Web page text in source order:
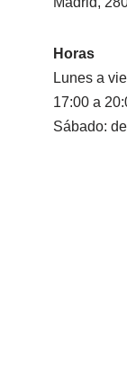
Horas
Lunes a
17:00 a
Sábado: